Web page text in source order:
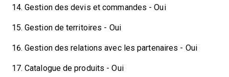
Gestion des devis et commandes - Oui
Gestion de territoires - Oui
Gestion des relations avec les partenaires - Oui
Catalogue de produits - Oui